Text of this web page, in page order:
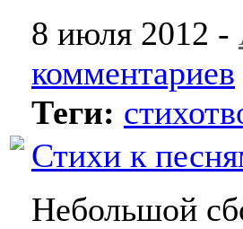
8 июля 2012 -
комментариев
Теги:
Стихи к
Небольшой